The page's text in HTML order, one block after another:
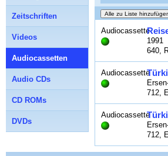
Audiocassette
1991
640,
Audiocassette
712,
Audiocassette
712,
Zeitschriften
Videos
Audiocassetten
Audio CDs
CD ROMs
DVDs